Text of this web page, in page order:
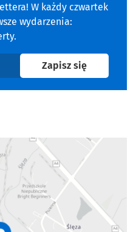
W każdy czwartek
wydarzenia:
Zapisz sięna